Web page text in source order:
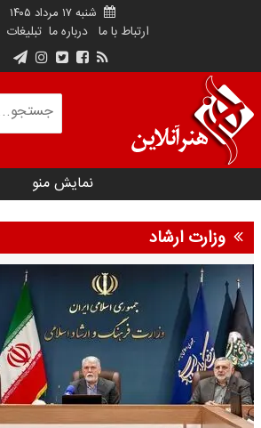
شنبه ۱۷ مرداد ۱۴۰۵
ارتباط با ما درباره ما تبلیغات
نمایش منو
وزارت ارشاد